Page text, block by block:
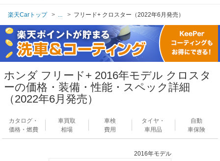
楽天Carトップ フリード+ クロスター（2022年6月発売）
ホンダ フリード+ 2016年モデル クロスタ
ーの価格・装備・性能・スペック詳細
（2022年6月発売）
カタログ・
価格・燃費
車買取
相場
車検
費用
タイヤ・
車用品
自動
車保険
2016年モデル